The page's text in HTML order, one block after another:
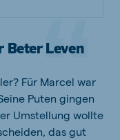
Beter Leven
Für Marcel war
Puten gingen
Umstellung wollte
das gut